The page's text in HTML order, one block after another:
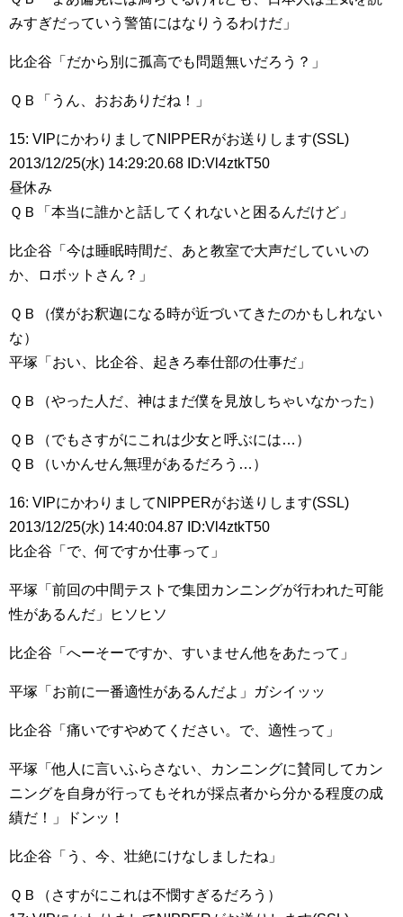
みすぎだっていう警笛にはなりうるわけだ」
比企谷「だから別に孤高でも問題無いだろう？」
ＱＢ「うん、おおありだね！」
15: VIPにかわりましてNIPPERがお送りします(SSL)
2013/12/25(水) 14:29:20.68 ID:Vl4ztkT50
昼休み
ＱＢ「本当に誰かと話してくれないと困るんだけど」
比企谷「今は睡眠時間だ、あと教室で大声だしていいの
か、ロボットさん？」
ＱＢ（僕がお釈迦になる時が近づいてきたのかもしれない
な）
平塚「おい、比企谷、起きろ奉仕部の仕事だ」
ＱＢ（やった人だ、神はまだ僕を見放しちゃいなかった）
ＱＢ（でもさすがにこれは少女と呼ぶには…）
ＱＢ（いかんせん無理があるだろう…）
16: VIPにかわりましてNIPPERがお送りします(SSL)
2013/12/25(水) 14:40:04.87 ID:Vl4ztkT50
比企谷「で、何ですか仕事って」
平塚「前回の中間テストで集団カンニングが行われた可能
性があるんだ」ヒソヒソ
比企谷「へーそーですか、すいません他をあたって」
平塚「お前に一番適性があるんだよ」ガシイッッ
比企谷「痛いですやめてください。で、適性って」
平塚「他人に言いふらさない、カンニングに賛同してカン
ニングを自身が行ってもそれが採点者から分かる程度の成
績だ！」ドンッ！
比企谷「う、今、壮絶にけなしましたね」
ＱＢ（さすがにこれは不憫すぎるだろう）